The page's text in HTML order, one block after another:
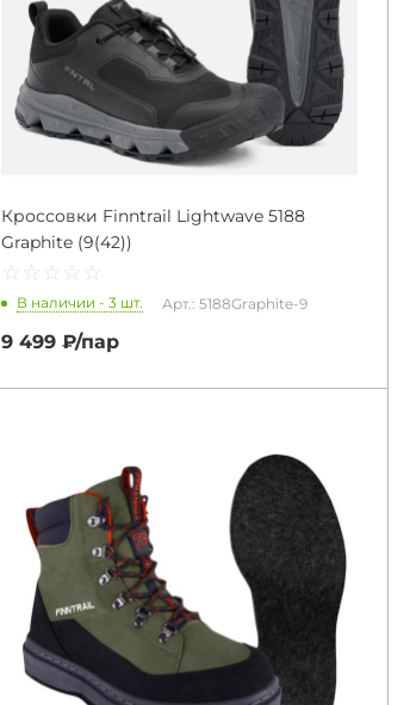
Кроссовки Finntrail Lightwave 5188
Graphite (9(42))
☆ ☆ ☆ ☆ ☆
★ ★ ★ ★ ★
В наличии - 3 шт. Арт.: 5188Graphite-9
9 499 ₽/пар